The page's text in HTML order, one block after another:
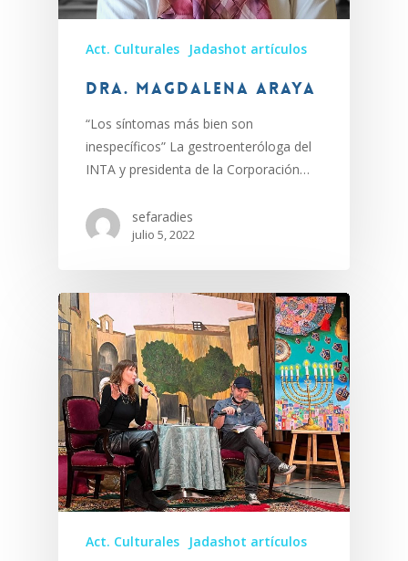
Act. Culturales Jadashot artículos
Dra. Magdalena Araya
“Los síntomas más bien son
inespecíficos” La gestroenteróloga del
INTA y presidenta de la Corporación…
sefaradies
julio 5, 2022
Act. Culturales Jadashot artículos